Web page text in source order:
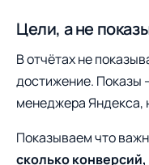
Цели, а не
В отчётах не
достижение. Показы
менеджера Яндекса,
Показываем что
сколько